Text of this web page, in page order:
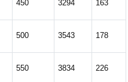
450 3294 163
500 3543 178
550 3834 226